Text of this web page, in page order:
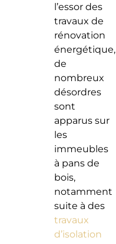
l’essor des
travaux de
rénovation
énergétique,
de
nombreux
désordres
sont
apparus sur
les
immeubles
à pans de
bois,
notamment
suite à des
travaux
d’isolation